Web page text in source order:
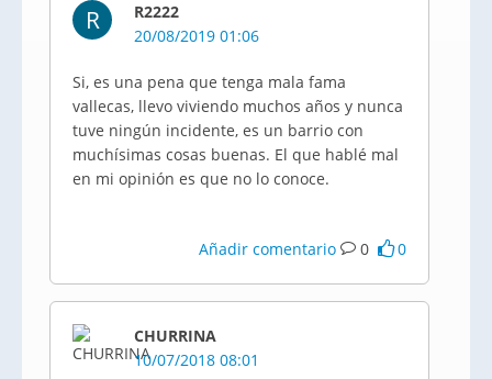
R
R2222
20/08/2019 01:06
Si, es una pena que tenga mala fama
vallecas, llevo viviendo muchos años y nunca
tuve ningún incidente, es un barrio con
muchísimas cosas buenas. El que hablé mal
en mi opinión es que no lo conoce.
Añadir comentario 0 0
CHURRINA
10/07/2018 08:01